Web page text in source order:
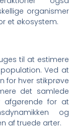
organismer
et økosystem.
til at estimere
Ved at
for hver stikprøve
det samlede
afgørende for at
og
af truede arter.